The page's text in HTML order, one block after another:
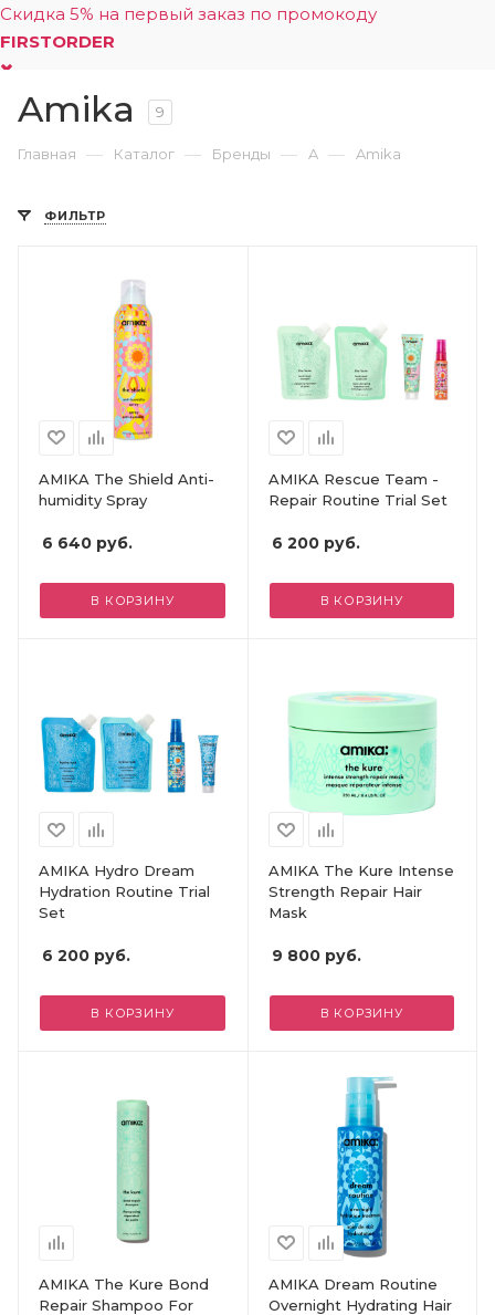
Скидка 5% на первый заказ по промокоду
FIRSTORDER
Amika 9
Главная — Каталог — Бренды — A — Amika
ФИЛЬТР
AMIKA The Shield Anti-
humidity Spray
6 640 руб.
В КОРЗИНУ
AMIKA Rescue Team -
Repair Routine Trial Set
6 200руб.
В КОРЗИНУ
AMIKA Hydro Dream
Hydration Routine Trial
Set
6 200 руб.
В КОРЗИНУ
AMIKA The Kure Intense
Strength Repair Hair
Mask​
9 800руб.
В КОРЗИНУ
AMIKA The Kure Bond
Repair Shampoo For
AMIKA Dream Routine
Overnight Hydrating Hair